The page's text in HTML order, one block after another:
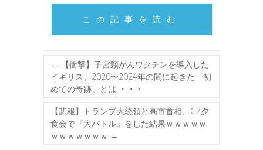
この記事を読む
←
【衝撃】子宮頸がんワクチンを導入した
イギリス、2020〜2024年の間に起きた「初
めての奇跡」とは ・・・
【悲報】トランプ大統領と高市首相、G7夕
食会で『大バトル』をした結果ｗｗｗｗｗ
ｗｗｗｗｗｗｗ →